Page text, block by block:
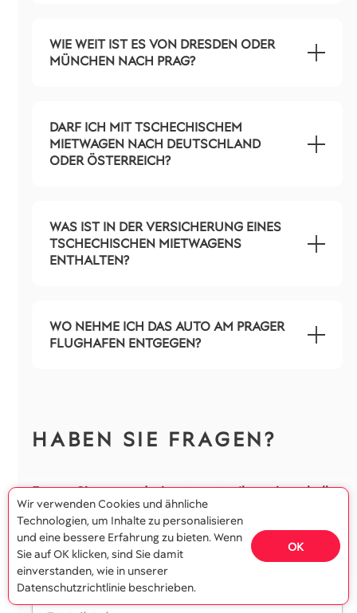
WIE WEIT IST ES VON DRESDEN ODER
MÜNCHEN NACH PRAG?
DARF ICH MIT TSCHECHISCHEM
MIETWAGEN NACH DEUTSCHLAND
ODER ÖSTERREICH?
WAS IST IN DER VERSICHERUNG EINES
TSCHECHISCHEN MIETWAGENS
ENTHALTEN?
WO NEHME ICH DAS AUTO AM PRAGER
FLUGHAFEN ENTGEGEN?
HABEN SIE FRAGEN?
Fragen Sie uns und wir antworten Ihnen innerhalb
von 2 Stunden.
Wir verwenden Cookies und ähnliche
Technologien, um Inhalte zu personalisieren
und eine bessere Erfahrung zu bieten. Wenn
Sie auf OK klicken, sind Sie damit
einverstanden, wie in unserer
Datenschutzrichtlinie beschrieben.
OK